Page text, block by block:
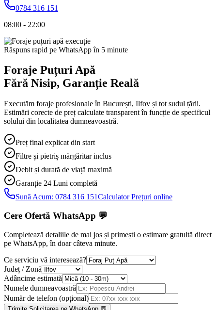
0784 316 151
08:00 - 22:00
Răspuns rapid pe WhatsApp în 5 minute
Foraje Puțuri Apă
Fără Nisip, Garanție Reală
Executăm foraje profesionale în București, Ilfov și tot sudul țării.
Estimări corecte de preț calculate transparent în funcție de specificul
solului din localitatea dumneavoastră.
Preț final explicat din start
Filtre și pietriș mărgăritar inclus
Debit și durată de viață maximă
Garanție 24 Luni completă
Sună Acum: 0784 316 151Calculator Prețuri online
Cere Ofertă WhatsApp 💬
Completează detaliile de mai jos și primești o estimare gratuită direct
pe WhatsApp, în doar câteva minute.
Ce serviciu vă interesează?
Județ / Zonă
Adâncime estimată
Numele dumneavoastră
Număr de telefon (opțional)